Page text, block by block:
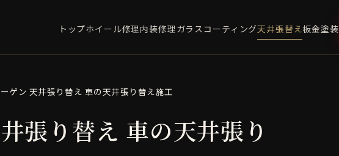
トップホイール修理内装修理ガラスコーティング天井張替え板金塗装
ゲン 天井張り替え 車の天井張り替え施工
張り替え 車の天井張り